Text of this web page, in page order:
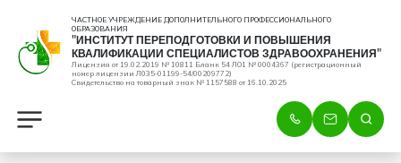
ЧАСТНОЕ УЧРЕЖДЕНИЕ ДОПОЛНИТЕЛЬНОГО ПРОФЕССИОНАЛЬНОГО
ОБРАЗОВАНИЯ
"ИНСТИТУТ ПЕРЕПОДГОТОВКИ И ПОВЫШЕНИЯ
КВАЛИФИКАЦИИ СПЕЦИАЛИСТОВ ЗДРАВООХРАНЕНИЯ"
Лицензия от 19.02.2019 № 10811 Бланк 54 ЛО1 № 0004367 (регистрационный
номер лицензии Л035-01199-54/00209772)
Свидетельство на товарный знак № 1157588 от 16.10.2025